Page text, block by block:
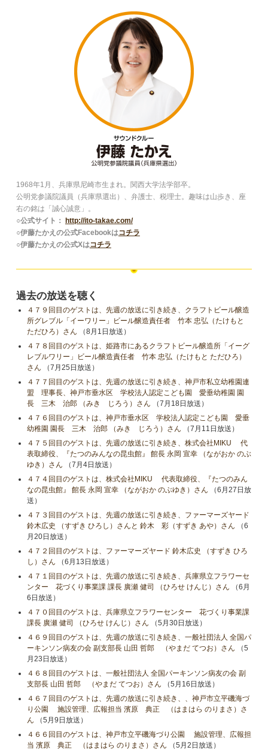
1968年1月、兵庫県尼崎市生まれ。関西大学法学部卒。
公明党参議院議員（兵庫県選出）、弁護士、税理士。趣味は山歩き、座
右の銘は「誠心誠意」。
○公式サイト：
http://ito-takae.com/
○伊藤たかえの公式Facebookはコチラ
○伊藤たかえの公式Xはコチラ
過去の放送を聴く
４７９回目のゲストは、先週の放送に引き続き、クラフトビール醸造
所グレブル「イーワリー」ビール醸造責任者 竹本 忠弘（たけもと
ただひろ）さん （8月1日放送）
４７８回目のゲストは、姫路市にあるクラフトビール醸造所「イーグ
レブルワリー」ビール醸造責任者 竹本 忠弘（たけもと ただひろ）
さん （7月25日放送）
４７７回目のゲストは、先週の放送に引き続き、神戸市私立幼稚園連
盟 理事長、神戸市垂水区 学校法人認定こども園 愛垂幼稚園 園
長 三木 治郎 （みき じろう）さん （7月18日放送）
４７６回目のゲストは、神戸市垂水区 学校法人認定こども園 愛垂
幼稚園 園長 三木 治郎 （みき じろう）さん （7月11日放送）
４７５回目のゲストは、先週の放送に引き続き、株式会社MIKU 代
表取締役、『たつのみんなの昆虫館』 館長 永岡 宣幸 （ながおか のぶ
ゆき）さん （7月4日放送）
４７４回目のゲストは、株式会社MIKU 代表取締役、『たつのみん
なの昆虫館』 館長 永岡 宣幸 （ながおか のぶゆき）さん （6月27日放
送）
４７３回目のゲストは、先週の放送に引き続き、ファーマーズヤード
鈴木広史 （すずき ひろし）さんと 鈴木 彩（すずき あや）さん （6
月20日放送）
４７２回目のゲストは、ファーマーズヤード 鈴木広史 （すずき ひろ
し）さん （6月13日放送）
４７１回目のゲストは、先週の放送に引き続き、兵庫県立フラワーセ
ンター 花づくり事業課 課長 廣瀬 健司 （ひろせ けんじ）さん （6月
6日放送）
４７０回目のゲストは、兵庫県立フラワーセンター 花づくり事業課
課長 廣瀬 健司 （ひろせ けんじ）さん （5月30日放送）
４６９回目のゲストは、先週の放送に引き続き、一般社団法人 全国パ
ーキンソン病友の会 副支部長 山田 哲郎 （やまだ てつお）さん （5
月23日放送）
４６８回目のゲストは、一般社団法人 全国パーキンソン病友の会 副
支部長 山田 哲郎 （やまだ てつお）さん （5月16日放送）
４６７回目のゲストは、先週の放送に引き続き、、神戸市立平磯海づ
り公園 施設管理、広報担当 濱原 典正 （はまはら のりまさ）さ
ん （5月9日放送）
４６６回目のゲストは、神戸市立平磯海づり公園 施設管理、広報担
当 濱原 典正 （はまはら のりまさ）さん （5月2日放送）